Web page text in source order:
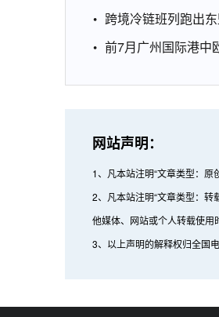
跨境冷链班列跑出
前7月广州国际港中
网站声明：
1、凡本站注明“文章类型：
2、凡本站注明“文章类型：转
他媒体、网站或个人转载使
3、以上声明的解释权归全国